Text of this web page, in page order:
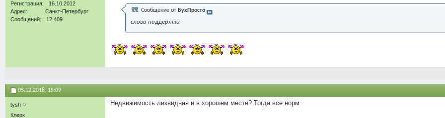
Регистрация
16.10.2012
Адрес
Санкт-Петербург
Сообщений
12,409
Сообщение от БухПросто
слова поддержки
05.12.2018, 15:09
tysh
Клерк
Недвижимость ликвидная и в хорошем месте? Тогда все норм